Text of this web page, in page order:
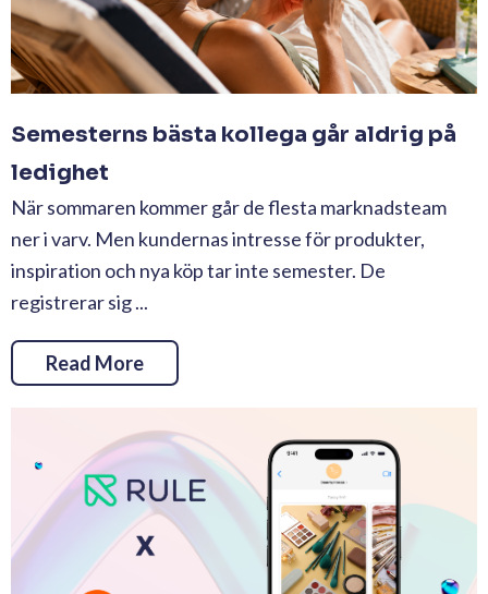
Semesterns bästa kollega går aldrig på
ledighet
När sommaren kommer går de flesta marknadsteam
ner i varv. Men kundernas intresse för produkter,
inspiration och nya köp tar inte semester. De
registrerar sig ...
Read More